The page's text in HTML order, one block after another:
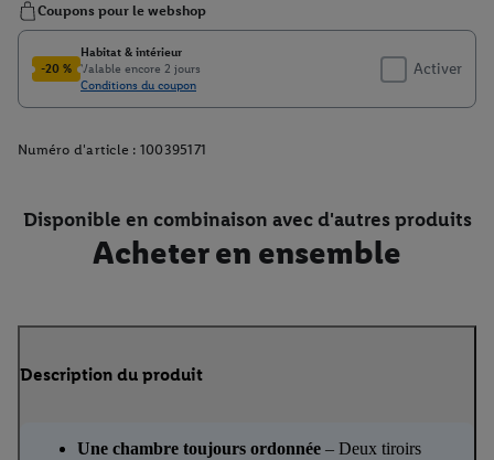
Numéro d'article : 100395171
Disponible en combinaison avec d'autres produits
Acheter en ensemble
Description du produit
Une chambre toujours ordonnée – Deux tiroirs